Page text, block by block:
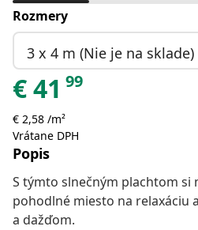
Rozmery
3 x 4 m (Nie je na sklade)
€41 99
€ 2,58 /m²
Vrátane DPH
Popis
S týmto slnečným plachtom
pohodlné miesto na relaxáciu
a dažďom.